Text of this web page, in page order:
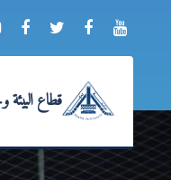
قطاع البيئة